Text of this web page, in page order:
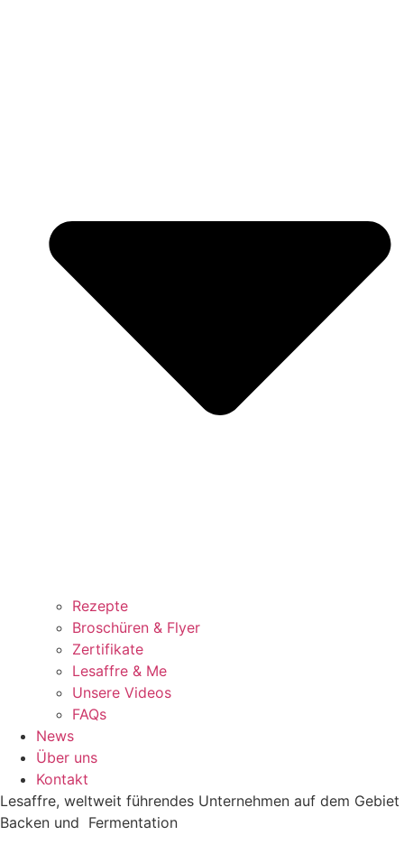
Rezepte
Broschüren & Flyer
Zertifikate
Lesaffre & Me
Unsere Videos
FAQs
News
Über uns
Kontakt
Lesaffre, weltweit führendes Unternehmen auf dem Gebiet
Backen und Fermentation